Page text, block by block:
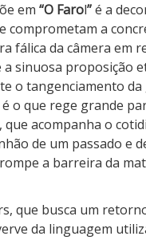
em “O Farol”é a
comprometam a
fálica da câmera em
sinuosa proposição
o tangenciamento
o que rege grande
acompanha o
de um passado e
a barreira da
que busca um
da linguagem